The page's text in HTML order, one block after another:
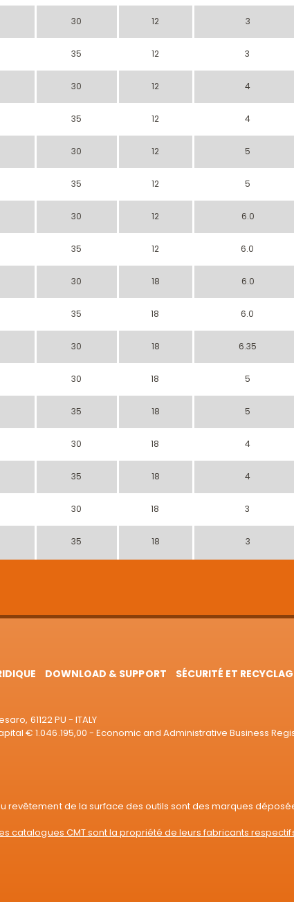
30 12 3
35 12 3
30 12 4
35 12 4
30 12 5
35 12 5
30 12 6.0
35 12 6.0
30 18 6.0
35 18 6.0
30 18 6.35
30 18 5
35 18 5
30 18 4
35 18 4
30 18 3
35 18 3
DOWNLOAD & SUPPORT
SÉCURITÉ ET
61122 PU - ITALY
€ 1.046.195,00 - Economic and Administrative Business
du revêtement de la surface des outils sont des marques
catalogues CMT sont la propriété de leurs fabricants